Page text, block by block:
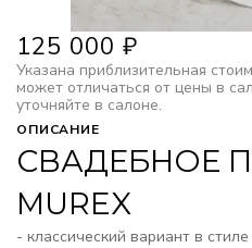
125 000 ₽
Указана приблизительная
может отличаться от цены в
уточняйте в салоне.
ОПИСАНИЕ
СВАДЕБНОЕ
MUREX
- классический вариант в